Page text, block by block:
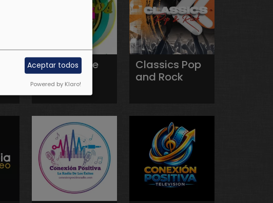
Clasicos de
Oro
Classics Pop
and Rock
Aceptar todos
Powered by Klaro!